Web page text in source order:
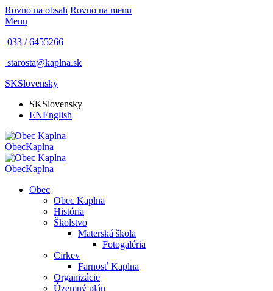
Rovno na obsah Rovno na menu
Menu
033 / 6455266
starosta@kaplna.sk
SKSlovensky
SKSlovensky
ENEnglish
ObecKaplna
ObecKaplna
Obec
Obec Kaplna
História
Školstvo
Materská škola
Fotogaléria
Cirkev
Farnosť Kaplna
Organizácie
Územný plán